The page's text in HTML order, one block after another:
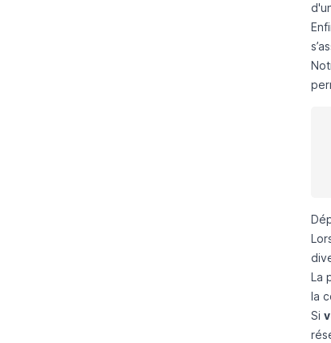
La
la
Si